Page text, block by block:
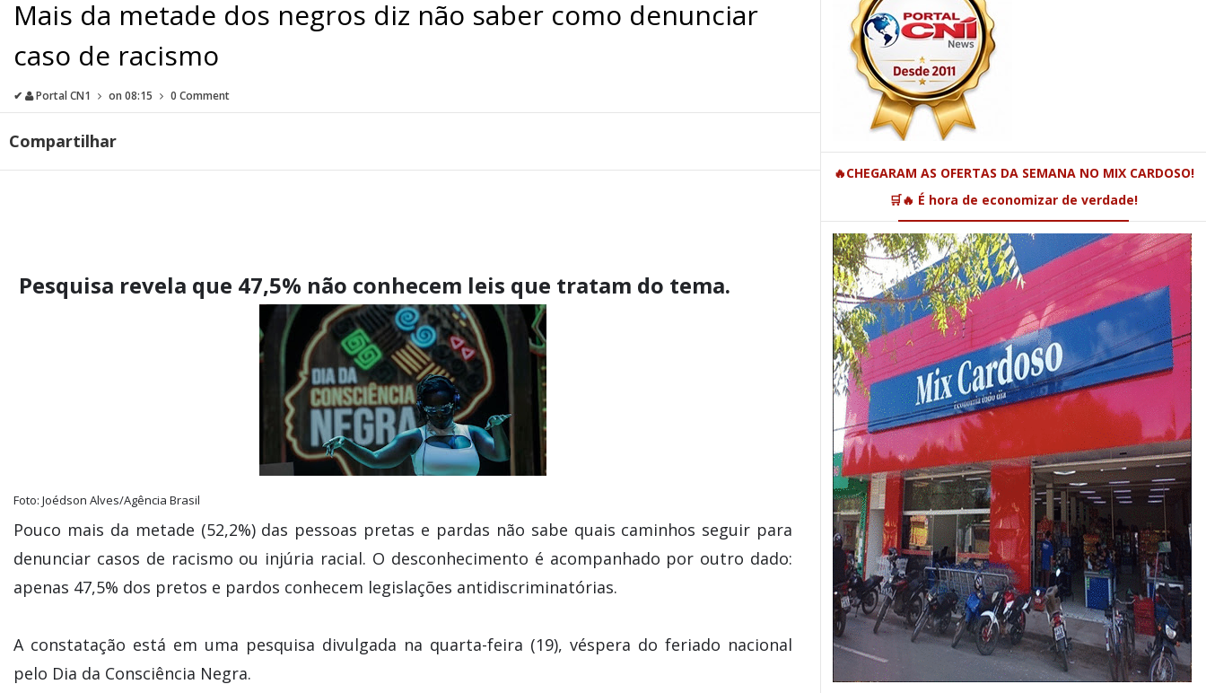
Mais da metade dos negros diz não saber como denunciar
caso de racismo
✔ Portal CN1 on 08:15 0 Comment
Compartilhar
Pesquisa revela que 47,5% não conhecem leis que tratam do tema.
Foto: Joédson Alves/Agência Brasil
Pouco mais da metade (52,2%) das pessoas pretas e pardas não sabe quais caminhos seguir para
denunciar casos de racismo ou injúria racial. O desconhecimento é acompanhado por outro dado:
apenas 47,5% dos pretos e pardos conhecem legislações antidiscriminatórias.
A constatação está em uma pesquisa divulgada na quarta-feira (19), véspera do feriado nacional
pelo Dia da Consciência Negra.
🔥CHEGARAM AS OFERTAS DA SEMANA NO MIX CARDOSO!
🛒🔥 É hora de economizar de verdade!